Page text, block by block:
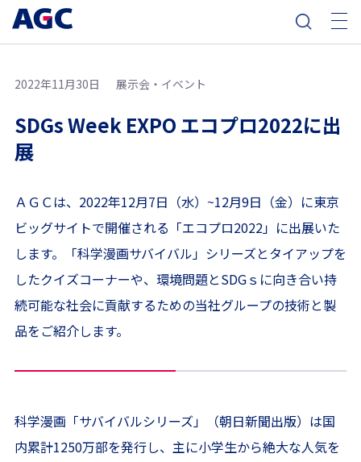
2022年11月30日 展示会・イベント
SDGs Week EXPO エコプロ2022に出
展
ＡＧＣは、2022年12月7日（水）~12月9日（金）に東京
ビッグサイトで開催される「エコプロ2022」に出展いた
します。「科学漫画サバイバル」シリーズとタイアップを
したクイズコーナーや、環境問題とSDGｓに向き合い持
続可能な社会に貢献するための当社グループの技術と製
品をご紹介します。
科学漫画「サバイバルシリーズ」（朝日新聞出版）は国
内累計1250万部を発行し、主に小学生から絶大な人気を